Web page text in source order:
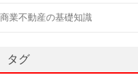
商業不動産の基礎知識
タグ